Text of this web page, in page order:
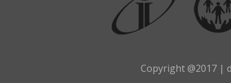
Copyright @2017 |